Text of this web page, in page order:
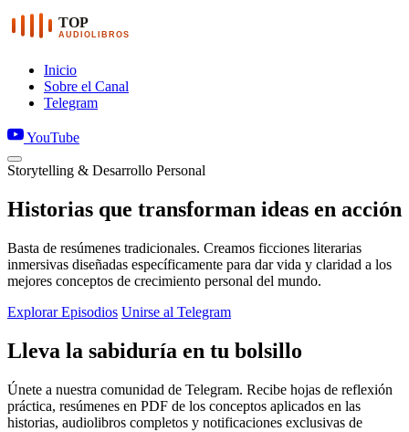
TOP
AUDIOLIBROS
Inicio
Sobre el Canal
Telegram
YouTube
Storytelling & Desarrollo Personal
Historias que transforman ideas en acción
Basta de resúmenes tradicionales. Creamos ficciones literarias
inmersivas diseñadas específicamente para dar vida y claridad a los
mejores conceptos de crecimiento personal del mundo.
Explorar Episodios Unirse al Telegram
Lleva la sabiduría en tu bolsillo
Únete a nuestra comunidad de Telegram. Recibe hojas de reflexión
práctica, resúmenes en PDF de los conceptos aplicados en las
historias, audiolibros completos y notificaciones exclusivas de